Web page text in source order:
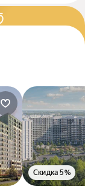
Скидка 5%